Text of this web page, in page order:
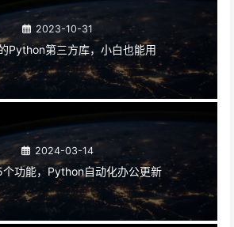
2023-10-31
Python第三方库，小白也能用
2024-03-14
个功能，Python自动化办公更新